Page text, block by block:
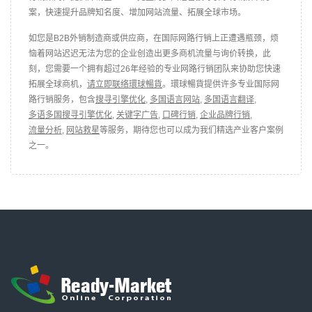
案，快速提升品牌知名度、增加网站流量、拓展全球市场。
如您是B2B外销制造商或供应商，在国际网路行销上正遭遇瓶颈，烦
恼着网站迟迟无法为您的企业创造出更多商机流量与询价转换，此
刻，您需要一个拥有超过26年经验的专业网路行销团队来协助您快速
拓展全球商机， 请立即联络環球暢貨。環球暢貨提供许多专业国际网
路行销服务，包含搜寻引擎优化, 多国语言网站, 多国语言翻译,
多语多国搜寻引擎优化, 关键字广告, 口碑行销, 企业品牌行销,
流量分析, 网站救星等服务，期待您也可以成为我们精选产业客户案例
之一。